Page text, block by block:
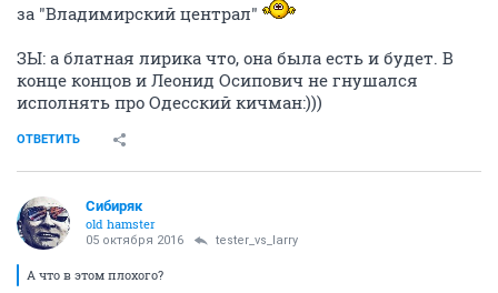
за "Владимирский централ"
ЗЫ: а блатная лирика что, она была есть и будет. В
конце концов и Леонид Осипович не гнушался
исполнять про Одесский кичман:)))
ОТВЕТИТЬ
Сибиряк
old hamster
05 октября 2016 tester_vs_larry
А что в этом плохого?